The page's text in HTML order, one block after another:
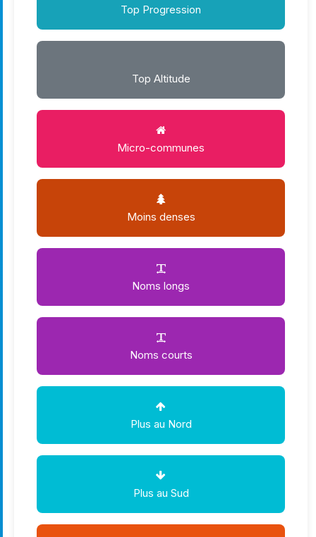
Top Progression
Top Altitude
Micro-communes
Moins denses
Noms longs
Noms courts
Plus au Nord
Plus au Sud